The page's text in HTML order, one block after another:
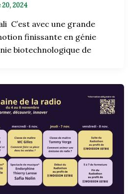
2024
C’est avec une grande
finissante en génie
biotechnologique de